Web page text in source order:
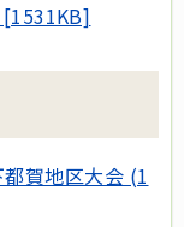
賀地区大会 (1